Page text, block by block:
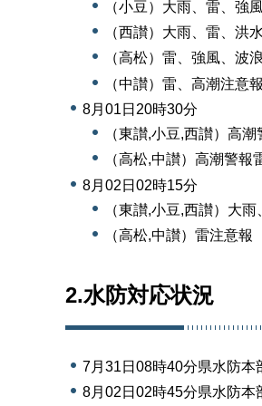
（小豆）大雨、雷、強
（西讃）大雨、雷、洪
（高松）雷、強風、波
（中讃）雷、高潮注意報
8月01日20時30分
（東讃,小豆,西讃）高
（高松,中讃）高潮警報
8月02日02時15分
（東讃,小豆,西讃）大
（高松,中讃）雷注意報
2.水防対応状況
7月31日08時40分県水防本
8月02日02時45分県水防本